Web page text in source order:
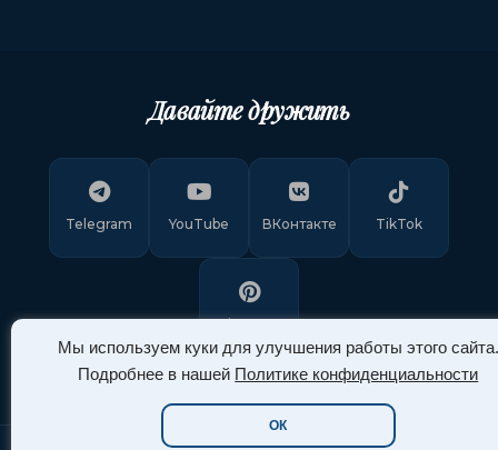
Мы используем куки для улучшения работы этого сайта.
Подробнее в нашей Политике конфиденциальности
ОК
Давайте дружить
Telegram YouTube ВКонтакте TikTok
Pinterest